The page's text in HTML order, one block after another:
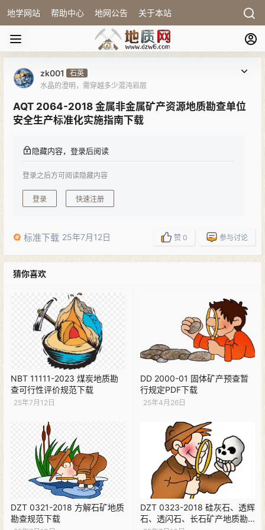
地学网站 帮助中心 地网公告 关于本站
zk001
石英
水晶的澄明，需穿越多少混沌岩层
AQT 2064-2018 金属非金属矿产资源地质勘查单位
安全生产标准化实施指南下载
隐藏内容，登录后阅读
登录之后方可阅读隐藏内容
登录 快速注册
标准下载 25年7月12日 赞 0 参与讨论
猜你喜欢
NBT 11111-2023 煤炭地质勘
查可行性评价规范下载
25年7月12日
DD 2000-01 固体矿产预查暂
行规定PDF下载
25年4月26日
DZT 0321-2018 方解石矿地质
勘查规范下载
DZT 0323-2018 硅灰石、透辉
石、透闪石、长石矿产地质勘